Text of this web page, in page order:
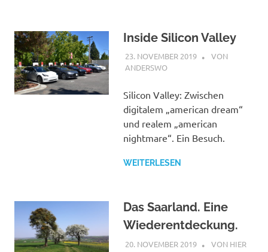
Inside Silicon Valley
23. NOVEMBER 2019 STEPHAN
VON
ANDERSWO
Silicon Valley: Zwischen
digitalem „american dream“
und realem „american
nightmare“. Ein Besuch.
WEITERLESEN
Das Saarland. Eine
Wiederentdeckung.
20. NOVEMBER 2019 STEPHAN
VON HIER